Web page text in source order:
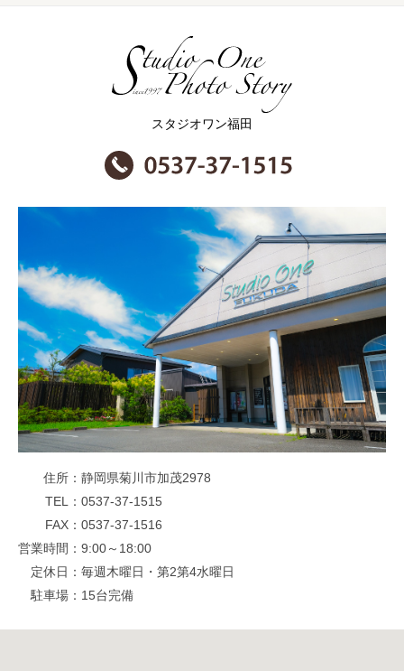
スタジオワン福田
住所
静岡県菊川市加茂2978
TEL
0537-37-1515
FAX
0537-37-1516
営業時間
9:00～18:00
定休日
毎週木曜日・第2第4水曜日
駐車場
15台完備